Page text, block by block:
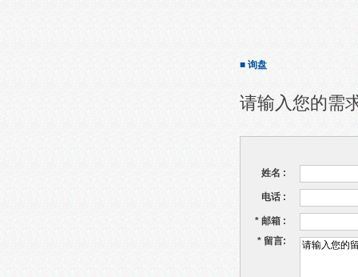
■ 询盘
请输入您的需
姓名 :
电话 :
* 邮箱 :
* 留言: